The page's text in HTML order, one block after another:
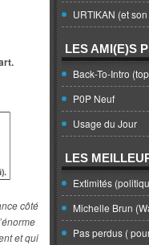
côté
et qui
URTIKAN (et
LES AMI(E)S
Back-To-Intro
P0P Neuf
Usage du Jour
LES
Extimités
Michelle Brun
Pas perdus (